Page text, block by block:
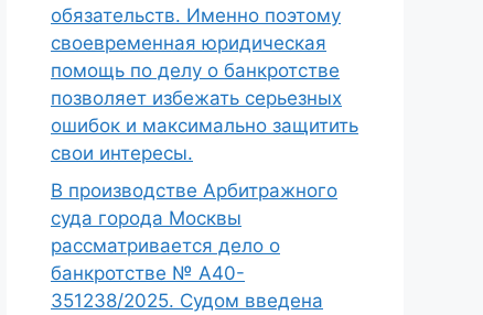
обязательств. Именно поэтому
своевременная юридическая
помощь по делу о банкротстве
позволяет избежать серьезных
ошибок и максимально защитить
свои интересы.
В производстве Арбитражного
суда города Москвы
рассматривается дело о
банкротстве № А40-
351238/2025. Судом введена